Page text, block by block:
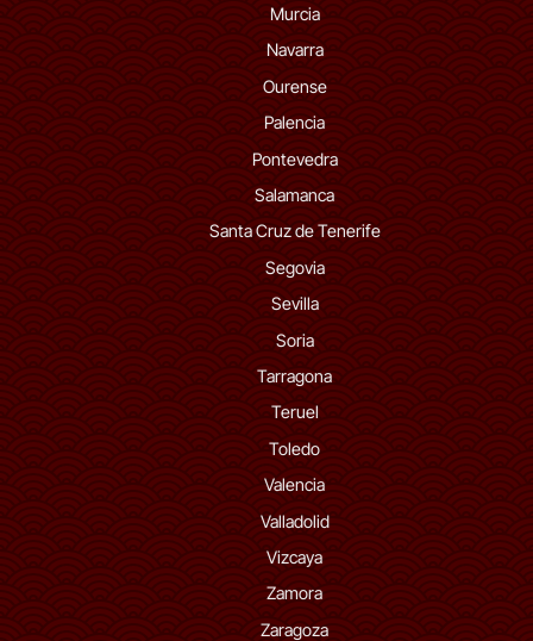
Murcia
Navarra
Ourense
Palencia
Pontevedra
Salamanca
Santa Cruz de Tenerife
Segovia
Sevilla
Soria
Tarragona
Teruel
Toledo
Valencia
Valladolid
Vizcaya
Zamora
Zaragoza